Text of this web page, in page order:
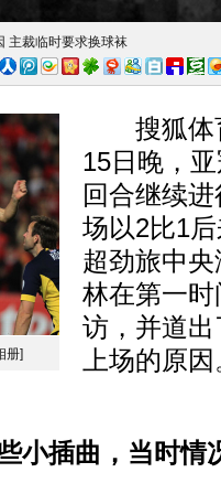
主裁临时要求换球袜
册]
搜狐体
15日晚，
回合继续
场以2比1
超劲旅中
林在第一
访，并道
上场的原
插曲，当时情